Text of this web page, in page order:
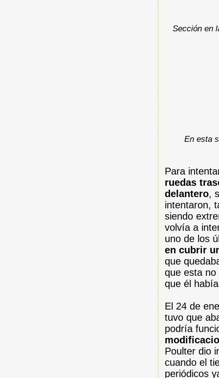
Sección en
En esta
Para
ruedas
delantero,
intentaron,
siendo
volvía a
uno de los
en cubrir
que
que esta
que él
El 24 de
tuvo que
podría
Poulter dio
cuando el
periódicos